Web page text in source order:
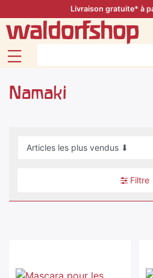
Livraison gratuite* à
Namaki
Filtre